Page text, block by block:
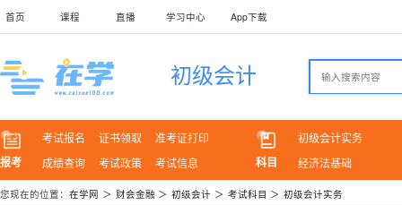
首页 课程 直播 学习中心 App下载
初级会计
报考
考试报名
成绩查询
证书领取
考试政策
准考证打印
考试信息
科目
初级会计实务
经济法基础
您现在的位置： 在学网 ＞ 财会金融 ＞ 初级会计 ＞ 考试科目 ＞ 初级会计实务